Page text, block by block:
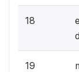
18
19